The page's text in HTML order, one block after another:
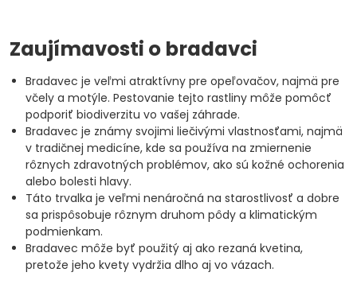
Zaujímavosti o bradavci
Bradavec je veľmi atraktívny pre opeľovačov, najmä pre
včely a motýle. Pestovanie tejto rastliny môže pomôcť
podporiť biodiverzitu vo vašej záhrade.
Bradavec je známy svojimi liečivými vlastnosťami, najmä
v tradičnej medicíne, kde sa používa na zmiernenie
rôznych zdravotných problémov, ako sú kožné ochorenia
alebo bolesti hlavy.
Táto trvalka je veľmi nenáročná na starostlivosť a dobre
sa prispôsobuje rôznym druhom pôdy a klimatickým
podmienkam.
Bradavec môže byť použitý aj ako rezaná kvetina,
pretože jeho kvety vydržia dlho aj vo vázach.